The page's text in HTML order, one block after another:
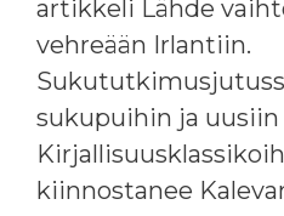
artikkeli Lähde
vehreään Irlantiin.
sukupuihin ja
kiinnostanee